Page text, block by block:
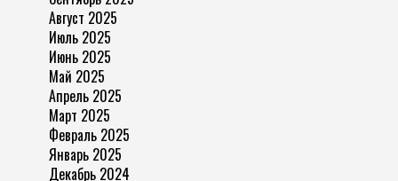
Август 2025
Июль 2025
Июнь 2025
Май 2025
Апрель 2025
Март 2025
Февраль 2025
Январь 2025
Декабрь 2024